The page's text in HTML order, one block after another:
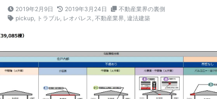
2019年2月9日 2019年3月24日
不動産業界の裏側
pickup, トラブル, レオパレス, 不動産業界, 違法建築